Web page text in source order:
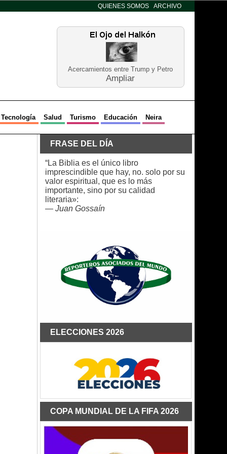
QUIENES SOMOS ARCHIVO
Acercamientos entre Trump y Petro
Ampliar
Tecnología Salud Turismo Educación Neira
FRASE DEL DÍA
“La Biblia es el único libro
imprescindible que hay, no. solo por su
valor espiritual, que es lo más
importante, sino por su calidad
literaria»:
— Juan Gossaín
ELECCIONES 2026
COPA MUNDIAL DE LA FIFA 2026